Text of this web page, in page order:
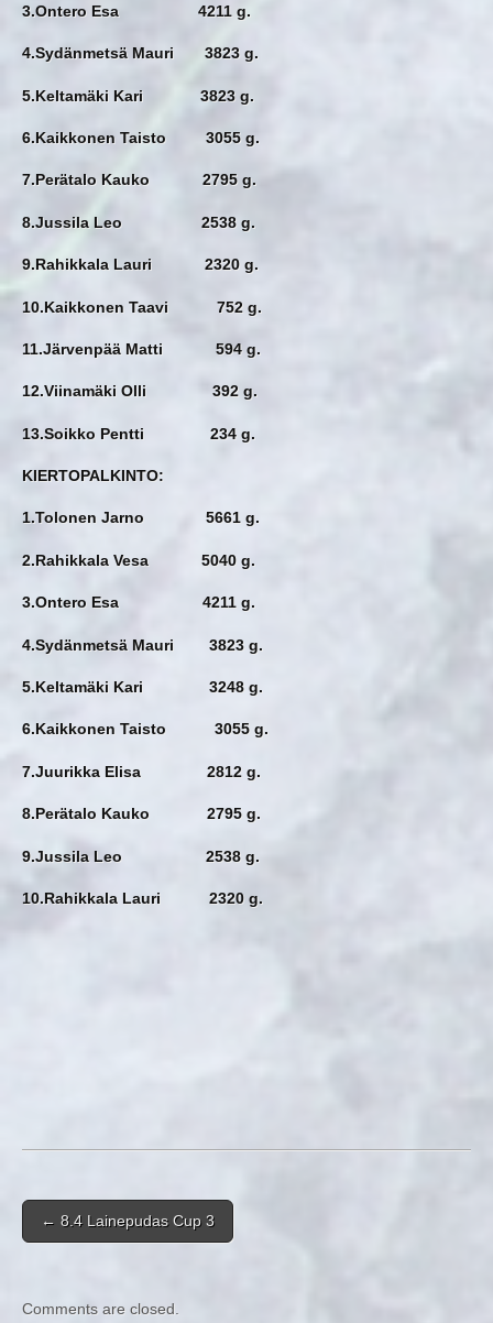
3.Ontero Esa 4211 g.
4.Sydänmetsä Mauri 3823 g.
5.Keltamäki Kari 3823 g.
6.Kaikkonen Taisto 3055 g.
7.Perätalo Kauko 2795 g.
8.Jussila Leo 2538 g.
9.Rahikkala Lauri 2320 g.
10.Kaikkonen Taavi 752 g.
11.Järvenpää Matti 594 g.
12.Viinamäki Olli 392 g.
13.Soikko Pentti 234 g.
KIERTOPALKINTO:
1.Tolonen Jarno 5661 g.
2.Rahikkala Vesa 5040 g.
3.Ontero Esa 4211 g.
4.Sydänmetsä Mauri 3823 g.
5.Keltamäki Kari 3248 g.
6.Kaikkonen Taisto 3055 g.
7.Juurikka Elisa 2812 g.
8.Perätalo Kauko 2795 g.
9.Jussila Leo 2538 g.
10.Rahikkala Lauri 2320 g.
Post navigation
← 8.4 Lainepudas Cup 3
Comments are closed.